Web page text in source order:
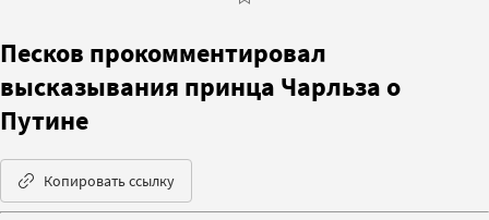
Песков прокомментировал
высказывания принца Чарльза о
Путине
Копировать ссылку